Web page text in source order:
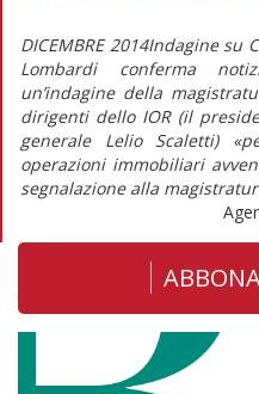
DICEMBRE 2014Indagine
Lombardi conferma
un’indagine della
dirigenti dello IOR (il
generale Lelio Scaletti)
operazioni immobiliari
segnalazione alla